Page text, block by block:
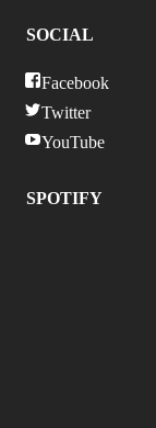
SOCIAL
Facebook
Twitter
YouTube
SPOTIFY